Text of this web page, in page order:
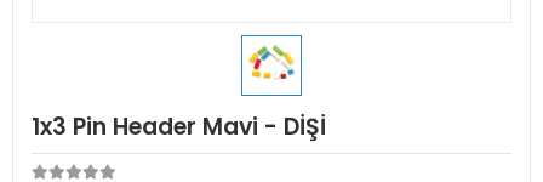
1x3 Pin Header Mavi - DİŞİ